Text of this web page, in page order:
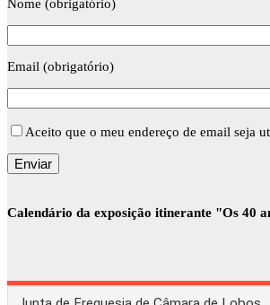
Nome (obrigatório)
Email (obrigatório)
Aceito que o meu endereço de email seja
Calendário da exposição itinerante "Os 40